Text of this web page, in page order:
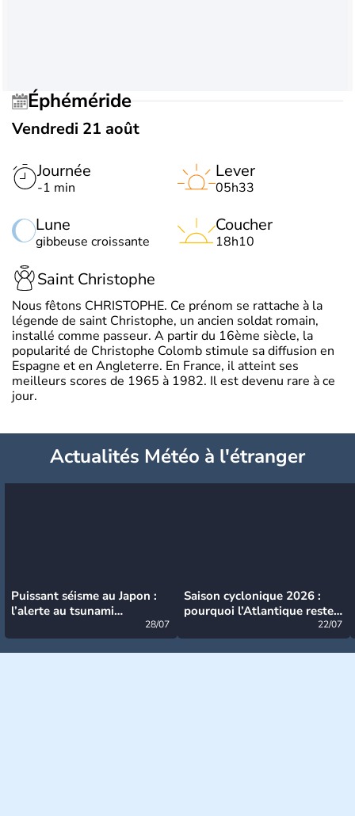
Éphéméride
Vendredi 21 août
Journée
-1 min
Lune
gibbeuse croissante
Lever
05h33
Coucher
18h10
Saint Christophe
Nous fêtons CHRISTOPHE. Ce prénom se rattache à la
légende de saint Christophe, un ancien soldat romain,
installé comme passeur. A partir du 16ème siècle, la
popularité de Christophe Colomb stimule sa diffusion en
Espagne et en Angleterre. En France, il atteint ses
meilleurs scores de 1965 à 1982. Il est devenu rare à ce
jour.
Actualités Météo à l'étranger
Puissant séisme au Japon :
l’alerte au tsunami
28/07
Saison cyclonique 2026 :
pourquoi l’Atlantique reste
22/07